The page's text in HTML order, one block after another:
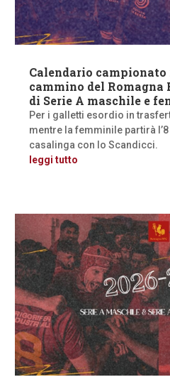
Calendario campionato
cammino del Romagna
di Serie A maschile e
Per i galletti esordio in
mentre la femminile partirà
casalinga con lo Scandicci.
leggi tutto